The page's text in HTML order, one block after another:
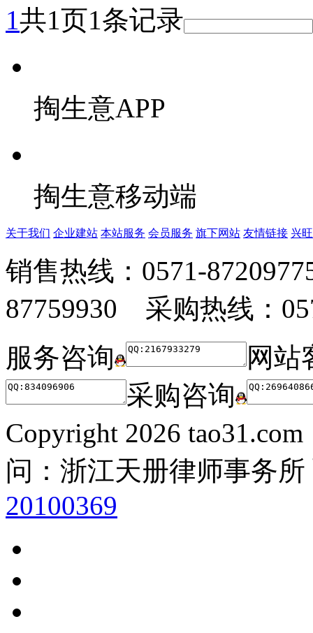
1共1页1条记录
掏生意APP
掏生意移动端
关于我们 企业建站 本站服务 会员服务 旗下网站 友情链接 兴
销售热线：0571-
87759930 采购热线：
服务咨询
网站
采购咨询
Copyright 2026
问：浙江天册律师事务
20100369